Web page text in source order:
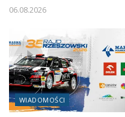
06.08.2026
WIADOMOŚCI